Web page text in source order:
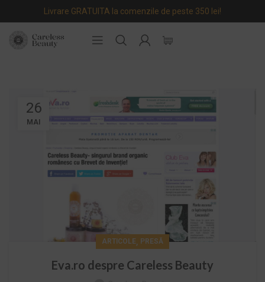
Livrare GRATUITA la comenzile de peste 350 lei!
26
MAI
ARTICOLE, PRESĂ
Eva.ro despre Careless Beauty